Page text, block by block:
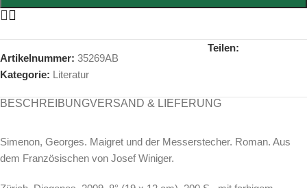
Artikelnummer: 35269AB
Kategorie: Literatur
Teilen:
BESCHREIBUNGVERSAND & LIEFERUNG
Simenon, Georges. Maigret und der Messerstecher. Roman. Aus
dem Französischen von Josef Winiger.